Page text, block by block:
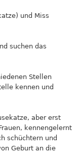
und Miss
suchen das
Stellen
kennen und
aber erst
kennengelernt
schüchtern und
Geburt an die